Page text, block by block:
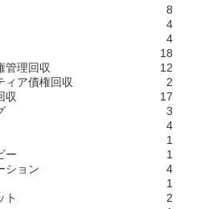
8
4
4
18
管理回収
12
ィア債権回収
2
収
17
3
4
1
ー
1
ション
4
1
ト
2